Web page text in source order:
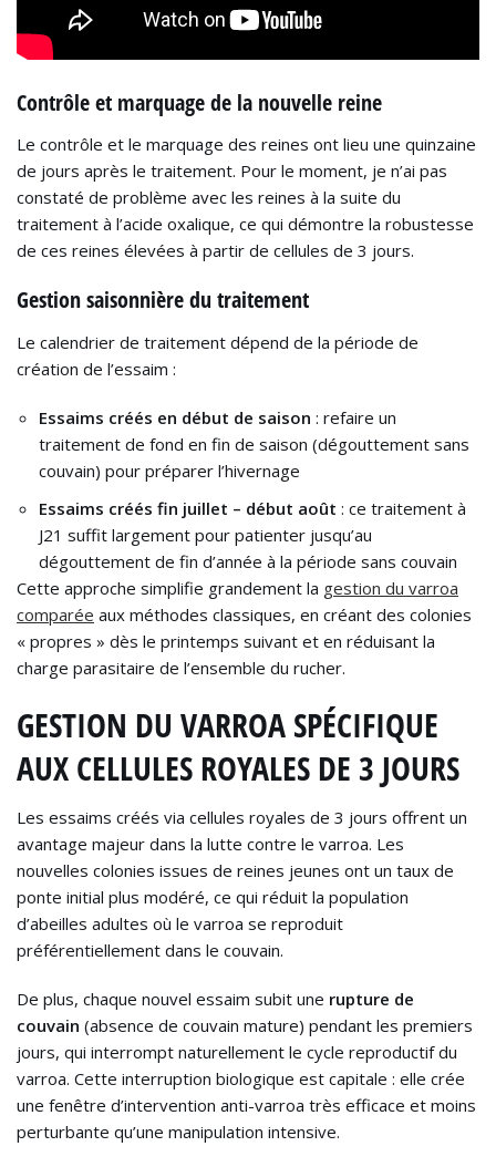
Contrôle et marquage de la nouvelle reine
Le contrôle et le marquage des reines ont lieu une quinzaine
de jours après le traitement. Pour le moment, je n’ai pas
constaté de problème avec les reines à la suite du
traitement à l’acide oxalique, ce qui démontre la robustesse
de ces reines élevées à partir de cellules de 3 jours.
Gestion saisonnière du traitement
Le calendrier de traitement dépend de la période de
création de l’essaim :
Essaims créés en début de saison : refaire un
traitement de fond en fin de saison (dégouttement sans
couvain) pour préparer l’hivernage
Essaims créés fin juillet – début août : ce traitement à
J21 suffit largement pour patienter jusqu’au
dégouttement de fin d’année à la période sans couvain
Cette approche simplifie grandement la gestion du varroa
comparée aux méthodes classiques, en créant des colonies
« propres » dès le printemps suivant et en réduisant la
charge parasitaire de l’ensemble du rucher.
GESTION DU VARROA SPÉCIFIQUE
AUX CELLULES ROYALES DE 3 JOURS
Les essaims créés via cellules royales de 3 jours offrent un
avantage majeur dans la lutte contre le varroa. Les
nouvelles colonies issues de reines jeunes ont un taux de
ponte initial plus modéré, ce qui réduit la population
d’abeilles adultes où le varroa se reproduit
préférentiellement dans le couvain.
De plus, chaque nouvel essaim subit une rupture de
couvain (absence de couvain mature) pendant les premiers
jours, qui interrompt naturellement le cycle reproductif du
varroa. Cette interruption biologique est capitale : elle crée
une fenêtre d’intervention anti-varroa très efficace et moins
perturbante qu’une manipulation intensive.